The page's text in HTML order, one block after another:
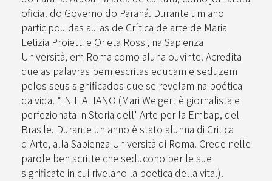
oficial do Governo do Paraná. Durante um ano
participou das aulas de Crítica de arte de Maria
Letizia Proietti e Orieta Rossi, na Sapienza
Università, em Roma como aluna ouvinte. Acredita
que as palavras bem escritas educam e seduzem
pelos seus significados que se revelam na poética
da vida. *IN ITALIANO (Mari Weigert è giornalista e
perfezionata in Storia dell' Arte per la Embap, del
Brasile. Durante un anno è stato alunna di Critica
d'Arte, alla Sapienza Università di Roma. Crede nelle
parole ben scritte che seducono per le sue
significate in cui rivelano la poetica della vita.).